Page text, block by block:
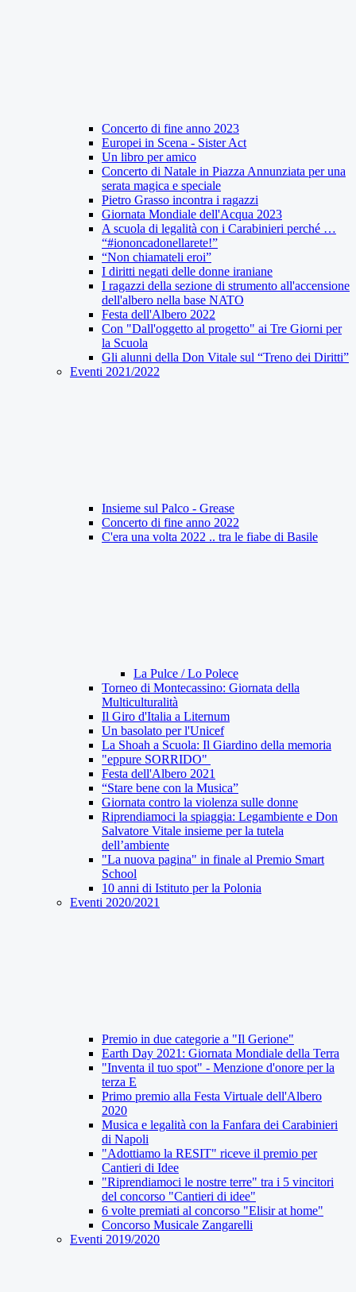
Concerto di fine anno 2023
Europei in Scena - Sister Act
Un libro per amico
Concerto di Natale in Piazza Annunziata per una
serata magica e speciale
Pietro Grasso incontra i ragazzi
Giornata Mondiale dell'Acqua 2023
A scuola di legalità con i Carabinieri perché …
“#iononcadonellarete!”
“Non chiamateli eroi”
I diritti negati delle donne iraniane
I ragazzi della sezione di strumento all'accensione
dell'albero nella base NATO
Festa dell'Albero 2022
Con "Dall'oggetto al progetto" ai Tre Giorni per
la Scuola
Gli alunni della Don Vitale sul “Treno dei Diritti”
Eventi 2021/2022
Insieme sul Palco - Grease
Concerto di fine anno 2022
C'era una volta 2022 .. tra le fiabe di Basile
La Pulce / Lo Polece
Torneo di Montecassino: Giornata della
Multiculturalità
Il Giro d'Italia a Liternum
Un basolato per l'Unicef
La Shoah a Scuola: Il Giardino della memoria
"eppure SORRIDO"
Festa dell'Albero 2021
“Stare bene con la Musica”
Giornata contro la violenza sulle donne
Riprendiamoci la spiaggia: Legambiente e Don
Salvatore Vitale insieme per la tutela
dell’ambiente
"La nuova pagina" in finale al Premio Smart
School
10 anni di Istituto per la Polonia
Eventi 2020/2021
Premio in due categorie a "Il Gerione"
Earth Day 2021: Giornata Mondiale della Terra
"Inventa il tuo spot" - Menzione d'onore per la
terza E
Primo premio alla Festa Virtuale dell'Albero
2020
Musica e legalità con la Fanfara dei Carabinieri
di Napoli
"Adottiamo la RESIT" riceve il premio per
Cantieri di Idee
"Riprendiamoci le nostre terre" tra i 5 vincitori
del concorso "Cantieri di idee"
6 volte premiati al concorso "Elisir at home"
Concorso Musicale Zangarelli
Eventi 2019/2020